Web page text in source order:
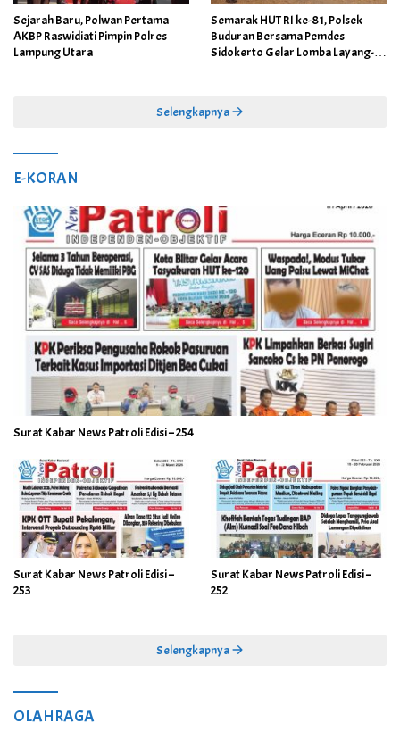
Sejarah Baru, Polwan Pertama
AKBP Raswidiati Pimpin Polres
Lampung Utara
Semarak HUT RI ke-81, Polsek
Buduran Bersama Pemdes
Sidokerto Gelar Lomba Layang-
Selengkapnya
E-KORAN
Surat Kabar News Patroli Edisi – 254
Surat Kabar News Patroli Edisi –
253
Surat Kabar News Patroli Edisi –
252
Selengkapnya
OLAHRAGA